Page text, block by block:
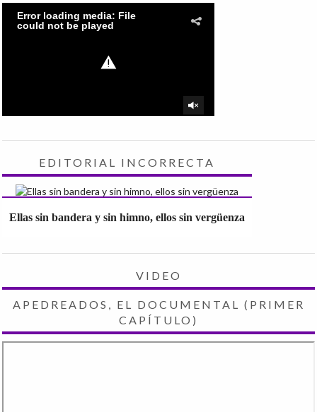
EDITORIAL INCORRECTA
Ellas sin bandera y sin himno, ellos sin vergüenza
VIDEO
APEDREADOS, EL DOCUMENTAL (PRIMER
CAPÍTULO)